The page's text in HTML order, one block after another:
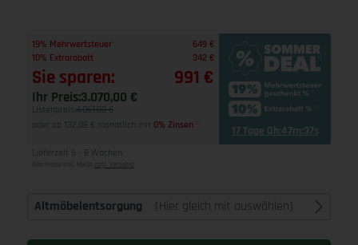
19% Mehrwertsteuer
649 €
10% Extrarabatt
342 €
Sie sparen: 991 €
Ihr Preis:3.070,00 €
Listenpreis: 4.061,00 €
oder ab 132,08 € monatlich mit 0% Zinsen 17 Tage 0h:47m:36s
Lieferzeit 6 - 8 Wochen
Alle Preise inkl. MwSt zzgl. Versand
Altmöbelentsorgung (Hier gleich mit auswählen)